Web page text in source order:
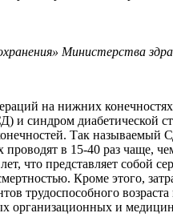
Министерства
на нижних
и синдром диабетической
Так называемый
в 15-40 раз чаще,
представляет собой
Кроме этого,
трудоспособного
организационных и